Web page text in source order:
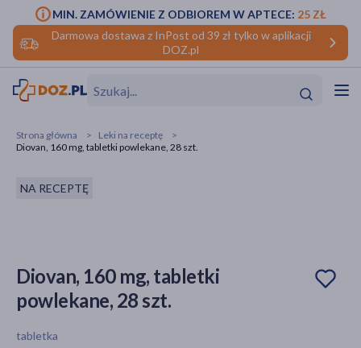
Darmowa dostawa z InPost od 39 zł tylko w aplikacji
DOZ.pl
MIN. ZAMÓWIENIE Z ODBIOREM W APTECE: 25 ZŁ
Hit
makijażu
Strona główna
Leki na receptę
Diovan, 160 mg, tabletki powlekane, 28 szt.
NA RECEPTĘ
Diovan, 160 mg, tabletki
powlekane, 28 szt.
tabletka